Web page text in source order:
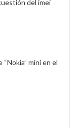
del imei
mini en el